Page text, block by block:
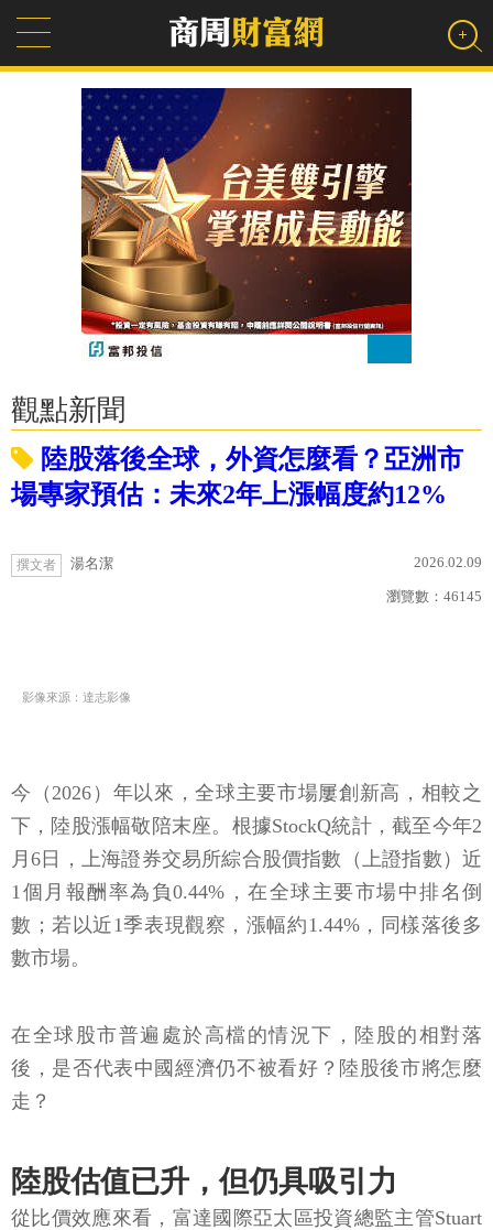
觀點新聞
陸股落後全球，外資怎麼看？亞洲市
場專家預估：未來2年上漲幅度約12%
撰文者 湯名潔 2026.02.09
瀏覽數： 46145
影像來源：達志影像
今（2026）年以來，全球主要市場屢創新高，相較之
下，陸股漲幅敬陪末座。根據StockQ統計，截至今年2
月6日，上海證券交易所綜合股價指數（上證指數）近
1個月報酬率為負0.44%，在全球主要市場中排名倒
數；若以近1季表現觀察，漲幅約1.44%，同樣落後多
數市場。
在全球股市普遍處於高檔的情況下，陸股的相對落
後，是否代表中國經濟仍不被看好？陸股後市將怎麼
走？
陸股估值已升，但仍具吸引力
從比價效應來看，富達國際亞太區投資總監主管Stuart